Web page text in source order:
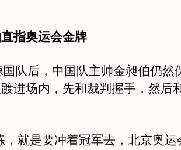
指奥运会金牌
队后，中国队主帅金昶伯仍然
进场内，先和裁判握手，然后
就是要冲着冠军去，北京奥运